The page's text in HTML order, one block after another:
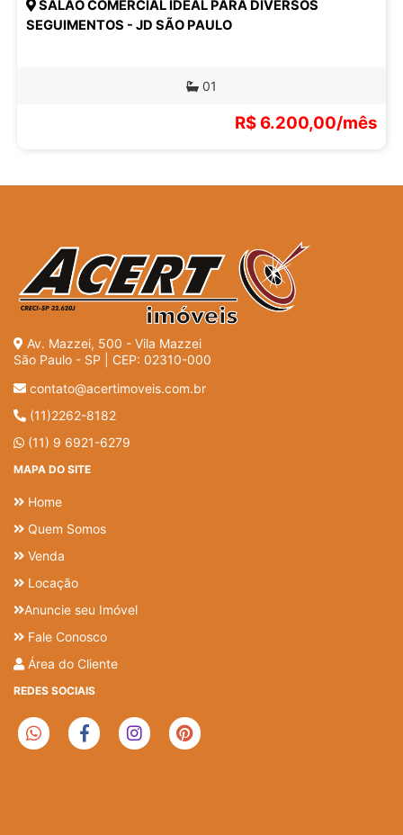
SALÃO COMERCIAL IDEAL PARA DIVERSOS
SEGUIMENTOS - JD SÃO PAULO
01
R$ 6.200,00/mês
Av. Mazzei, 500 - Vila Mazzei
São Paulo - SP | CEP: 02310-000
contato@acertimoveis.com.br
(11)2262-8182
(11) 9 6921-6279
MAPA DO SITE
Home
Quem Somos
Venda
Locação
Anuncie seu Imóvel
Fale Conosco
Área do Cliente
REDES SOCIAIS